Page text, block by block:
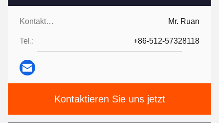
Kontaktpersonen: Mr. Ruan
Tel.: +86-512-57328118
Kontaktieren Sie uns jetzt